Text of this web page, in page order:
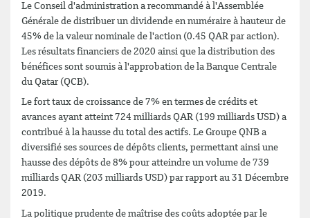
Le Conseil d'administration a recommandé à l'Assemblée
Générale de distribuer un dividende en numéraire à hauteur de
45% de la valeur nominale de l'action (0.45 QAR par action).
Les résultats financiers de 2020 ainsi que la distribution des
bénéfices sont soumis à l'approbation de la Banque Centrale
du Qatar (QCB).
Le fort taux de croissance de 7% en termes de crédits et
avances ayant atteint 724 milliards QAR (199 milliards USD) a
contribué à la hausse du total des actifs. Le Groupe QNB a
diversifié ses sources de dépôts clients, permettant ainsi une
hausse des dépôts de 8% pour atteindre un volume de 739
milliards QAR (203 milliards USD) par rapport au 31 Décembre
2019.
La politique prudente de maîtrise des coûts adoptée par le